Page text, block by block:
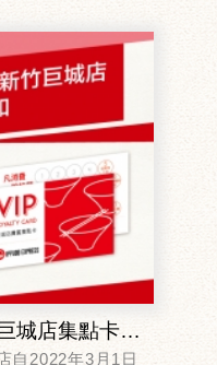
一風堂EXPRESS新竹巨城店集點卡活動變更通知
自2022年3月1日